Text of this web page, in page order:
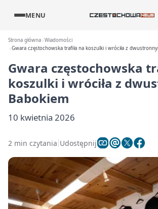
MENU
Strona główna Wiadomości
Gwara częstochowska trafiła na koszulki i wróciła z
Gwara częstochowska
koszulki i wróciła z
Babokiem
10 kwietnia 2026
2 min czytania Udostępnij